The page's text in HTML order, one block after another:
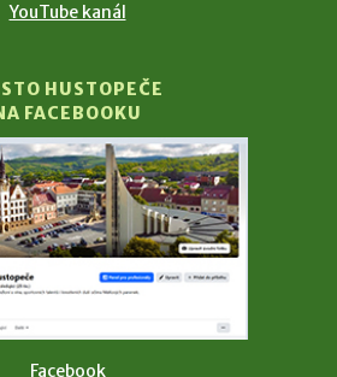
YouTube kanál
HUSTOPEČE
FACEBOOKU
Facebook